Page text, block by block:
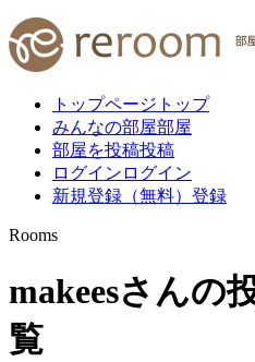
トップページ トップ
みんなの部屋部屋
部屋を投稿投稿
ログイン ログイン
新規登録（無料） 登録
Rooms
makeesさんの
覧